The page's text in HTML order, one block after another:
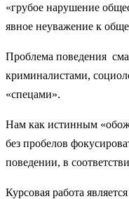
«грубое нарушение
явное неуважение к
Проблема поведения
криминалистами,
«спецами».
Нам как истинным
без пробелов
поведении, в
Курсовая работа